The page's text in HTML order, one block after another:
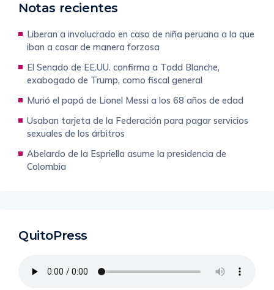
Notas recientes
Liberan a involucrado en caso de niña peruana a la que
iban a casar de manera forzosa
El Senado de EE.UU. confirma a Todd Blanche,
exabogado de Trump, como fiscal general
Murió el papá de Lionel Messi a los 68 años de edad
Usaban tarjeta de la Federación para pagar servicios
sexuales de los árbitros
Abelardo de la Espriella asume la presidencia de
Colombia
QuitoPress